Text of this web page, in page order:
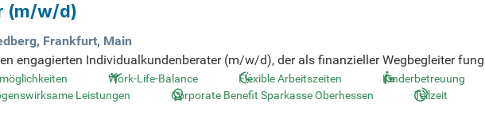
(m/w/d)
Frankfurt, Main
engagierten Individualkundenberater (m/w/d), der als finanzieller Wegbegleiter
ist eine Herzensangelegenheit. Ziel ist der Aufbau langfristiger Kundenbeziehungen
uns die Zukunft der Sparkasse und bringe Deine Expertise ein. Wir bieten attraktive
Work-Life-Balance Flexible Arbeitszeiten
Kinderbetreuung
Leistungen Corporate Benefit Sparkasse Oberhessen Teilzeit